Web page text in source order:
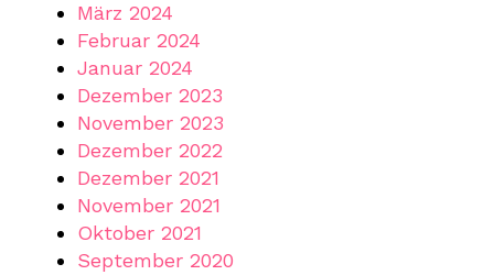
März 2024
Februar 2024
Januar 2024
Dezember 2023
November 2023
Dezember 2022
Dezember 2021
November 2021
Oktober 2021
September 2020